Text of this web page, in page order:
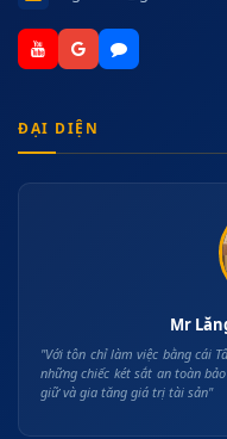
ĐẠI DIỆN
Mr
"Với tôn chỉ làm việc bằng cái
những chiếc két sắt an toàn
giữ và gia tăng giá trị tài sản"